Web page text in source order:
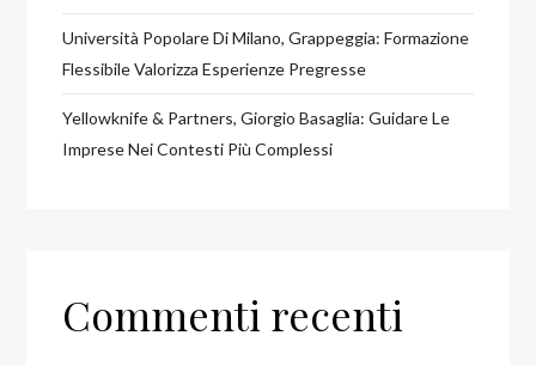
Università Popolare Di Milano, Grappeggia: Formazione
Flessibile Valorizza Esperienze Pregresse
Yellowknife & Partners, Giorgio Basaglia: Guidare Le
Imprese Nei Contesti Più Complessi
Commenti recenti